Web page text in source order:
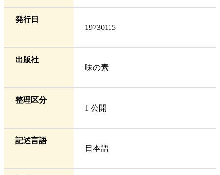
発行日
19730115
出版社
味の素
整理区分
1 公開
記述言語
日本語